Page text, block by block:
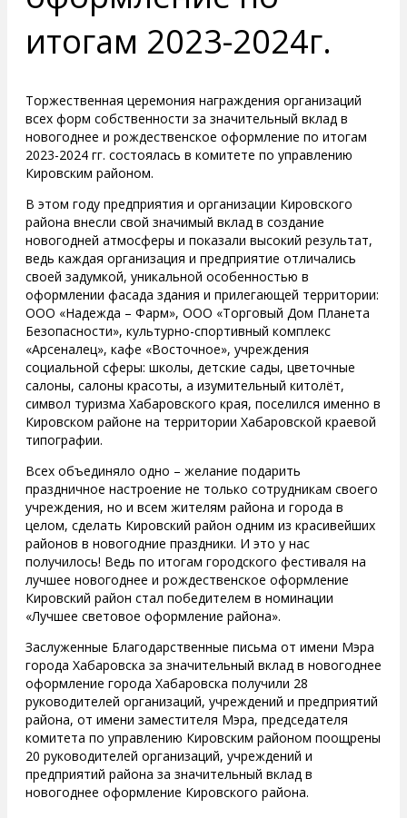
итогам 2023-2024г.
Торжественная церемония награждения организаций
всех форм собственности за значительный вклад в
новогоднее и рождественское оформление по итогам
2023-2024 гг. состоялась в комитете по управлению
Кировским районом.
В этом году предприятия и организации Кировского
района внесли свой значимый вклад в создание
новогодней атмосферы и показали высокий результат,
ведь каждая организация и предприятие отличались
своей задумкой, уникальной особенностью в
оформлении фасада здания и прилегающей территории:
ООО «Надежда – Фарм», ООО «Торговый Дом Планета
Безопасности», культурно-спортивный комплекс
«Арсеналец», кафе «Восточное», учреждения
социальной сферы: школы, детские сады, цветочные
салоны, салоны красоты, а изумительный китолёт,
символ туризма Хабаровского края, поселился именно в
Кировском районе на территории Хабаровской краевой
типографии.
Всех объединяло одно – желание подарить
праздничное настроение не только сотрудникам своего
учреждения, но и всем жителям района и города в
целом, сделать Кировский район одним из красивейших
районов в новогодние праздники. И это у нас
получилось! Ведь по итогам городского фестиваля на
лучшее новогоднее и рождественское оформление
Кировский район стал победителем в номинации
«Лучшее световое оформление района».
Заслуженные Благодарственные письма от имени Мэра
города Хабаровска за значительный вклад в новогоднее
оформление города Хабаровска получили 28
руководителей организаций, учреждений и предприятий
района, от имени заместителя Мэра, председателя
комитета по управлению Кировским районом поощрены
20 руководителей организаций, учреждений и
предприятий района за значительный вклад в
новогоднее оформление Кировского района.